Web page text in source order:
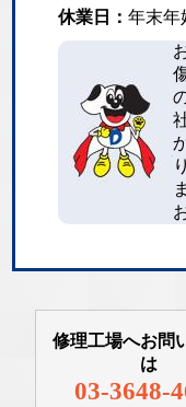
休業日：年末
修理工場へお問
は
03-3648-